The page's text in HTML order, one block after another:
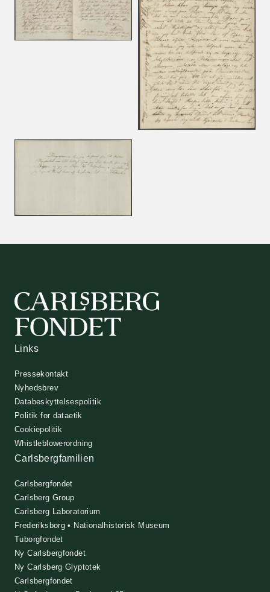
Links
Pressekontakt
Nyhedsbrev
Databeskyttelsespolitik
Politik for dataetik
Cookiepolitik
Whistleblowerordning
Carlsbergfamilien
Carlsbergfondet
Carlsberg Group
Carlsberg Laboratorium
Frederiksborg • Nationalhistorisk Museum
Tuborgfondet
Ny Carlsbergfondet
Ny Carlsberg Glyptotek
Carlsbergfondet